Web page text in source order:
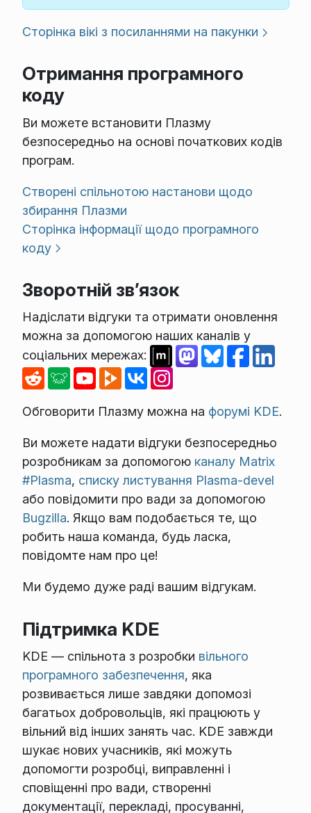
Сторінка вікі з посиланнями на пакунки
Отримання програмного
коду
Ви можете встановити Плазму
безпосередньо на основі початкових кодів
програм.
Створені спільнотою настанови щодо
збирання Плазми
Сторінка інформації щодо програмного
коду
Зворотній зв’язок
Надіслати відгуки та отримати оновлення
можна за допомогою наших каналів у
соціальних мережах:
Обговорити Плазму можна на форумі KDE.
Ви можете надати відгуки безпосередньо
розробникам за допомогою каналу Matrix
#Plasma, списку листування Plasma-devel
або повідомити про вади за допомогою
Bugzilla. Якщо вам подобається те, що
робить наша команда, будь ласка,
повідомте нам про це!
Ми будемо дуже раді вашим відгукам.
Підтримка KDE
KDE — спільнота з розробки вільного
програмного забезпечення, яка
розвивається лише завдяки допомозі
багатьох добровольців, які працюють у
вільний від інших занять час. KDE завжди
шукає нових учасників, які можуть
допомогти розробці, виправленні і
сповіщенні про вади, створенні
документації, перекладі, просуванні,